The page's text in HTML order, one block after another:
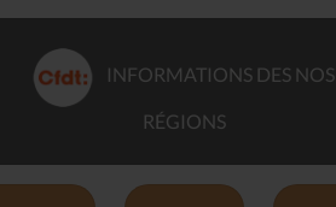
INFORMATIONS DES NOS
RÉGIONS